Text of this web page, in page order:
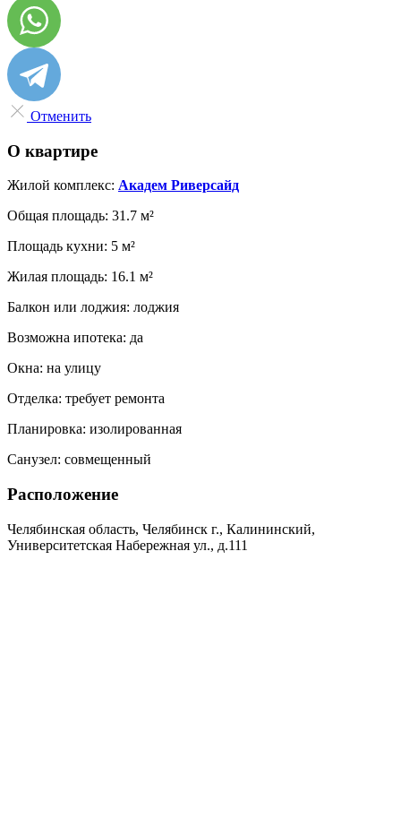
Отменить
О квартире
Жилой комплекс: Академ Риверсайд
Общая площадь: 31.7 м²
Площадь кухни: 5 м²
Жилая площадь: 16.1 м²
Балкон или лоджия: лоджия
Возможна ипотека: да
Окна: на улицу
Отделка: требует ремонта
Планировка: изолированная
Санузел: совмещенный
Расположение
Челябинская область, Челябинск г., Калининский,
Университетская Набережная ул., д.111